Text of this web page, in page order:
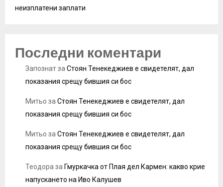
неизплатени заплати
Последни коментари
Запознатза Стоян Тенекеджиев е свидетелят, дал
показания срещу бившия си бос
Митьо за Стоян Тенекеджиев е свидетелят, дал
показания срещу бившия си бос
Митьо за Стоян Тенекеджиев е свидетелят, дал
показания срещу бившия си бос
Теодора за Гмуркачка от Плая дел Кармен: какво крие
напускането на Иво Калушев